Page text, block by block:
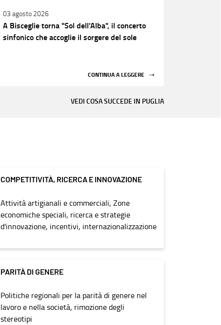
03 agosto 2026
A Bisceglie torna "Sol dell'Alba", il concerto
sinfonico che accoglie il sorgere del sole
CONTINUA A LEGGERE
VEDI COSA SUCCEDE IN PUGLIA
COMPETITIVITÀ, RICERCA E INNOVAZIONE
Attività artigianali e commerciali, Zone
economiche speciali, ricerca e strategie
d'innovazione, incentivi, internazionalizzazione
PARITÀ DI GENERE
Politiche regionali per la parità di genere nel
lavoro e nella società, rimozione degli
stereotipi